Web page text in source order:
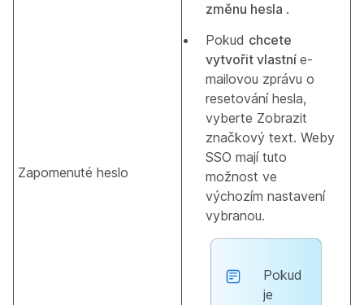
Zapomenuté heslo
změnu hesla .
Pokud chcete
vytvořit vlastní e-
mailovou zprávu o
resetování hesla,
vyberte Zobrazit
značkový text. Weby
SSO mají tuto
možnost ve
výchozím nastavení
vybranou.
Pokud
je